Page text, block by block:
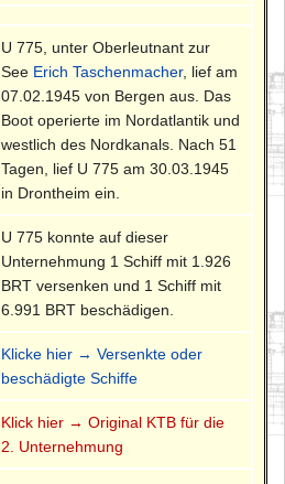
U 775, unter Oberleutnant zur
See Erich Taschenmacher, lief am
07.02.1945 von Bergen aus. Das
Boot operierte im Nordatlantik und
westlich des Nordkanals. Nach 51
Tagen, lief U 775 am 30.03.1945
in Drontheim ein.
U 775 konnte auf dieser
Unternehmung 1 Schiff mit 1.926
BRT versenken und 1 Schiff mit
6.991 BRT beschädigen.
Klicke hier → Versenkte oder
beschädigte Schiffe
Klick hier → Original KTB für die
2. Unternehmung